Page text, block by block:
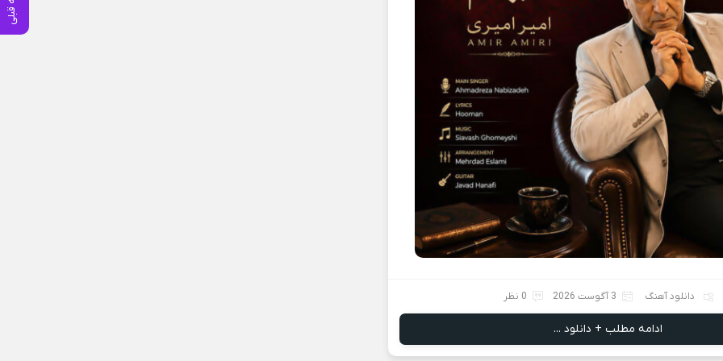
دانلود آهنگ 3 آگوست 2026 0 نظر
ادامه مطلب + دانلود ...